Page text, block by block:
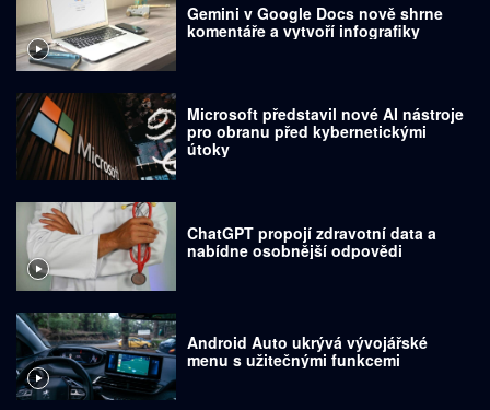
Gemini v Google Docs nově shrne
komentáře a vytvoří infografiky
Microsoft představil nové AI nástroje
pro obranu před kybernetickými
útoky
ChatGPT propojí zdravotní data a
nabídne osobnější odpovědi
Android Auto ukrývá vývojářské
menu s užitečnými funkcemi